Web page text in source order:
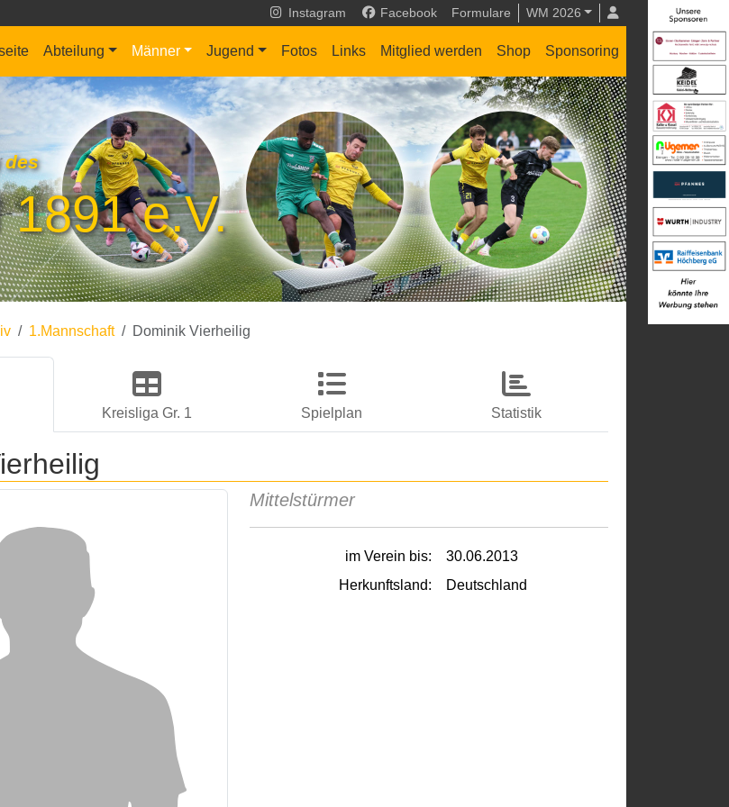
Instagram Facebook Formulare WM 2026
Abteilung Männer Jugend Fotos Links Mitglied werden Shop Sponsoring
des
e.V.
1.Mannschaft Dominik Vierheilig
Kreisliga Gr. 1 Spielplan Statistik
Mittelstürmer
im Verein bis:
30.06.2013
Herkunftsland:
Deutschland